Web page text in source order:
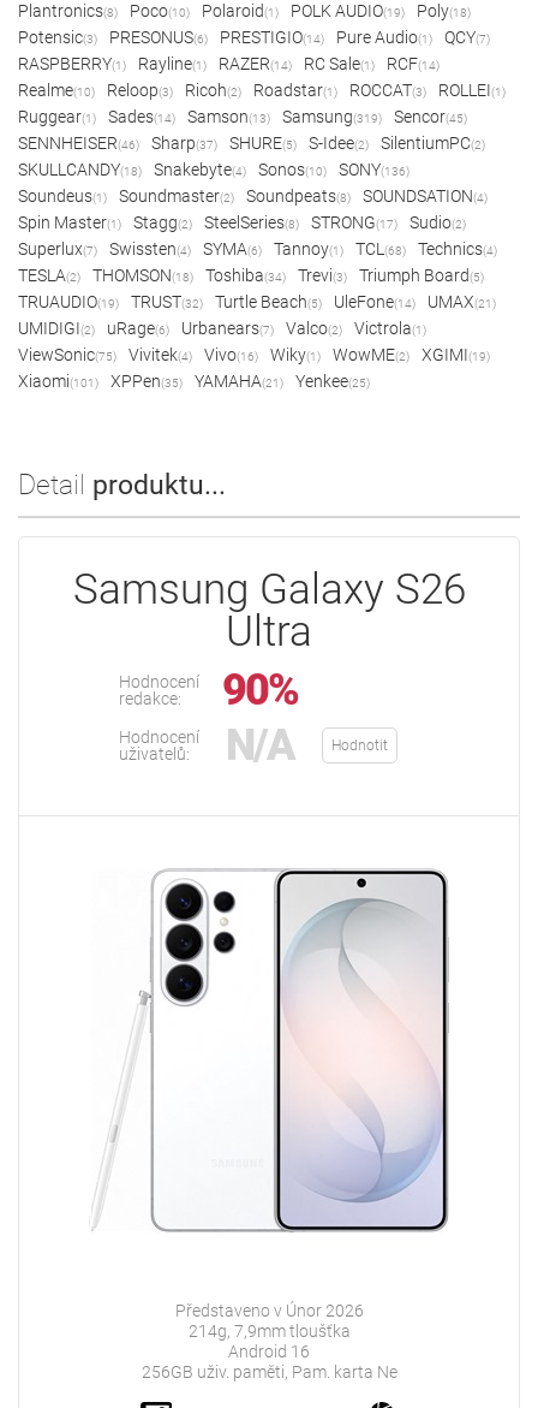
Plantronics(8) Poco(10) Polaroid(1) POLK AUDIO(19) Poly(18)
Potensic(3) PRESONUS(6) PRESTIGIO(14) Pure Audio(1) QCY(7)
RASPBERRY(1) Rayline(1) RAZER(14) RC Sale(1) RCF(14)
Realme(10) Reloop(3) Ricoh(2) Roadstar(1) ROCCAT(3) ROLLEI(1)
Ruggear(1) Sades(14) Samson(13) Samsung(319) Sencor(45)
SENNHEISER(46) Sharp(37) SHURE(5) S-Idee(2) SilentiumPC(2)
SKULLCANDY(18) Snakebyte(4) Sonos(10) SONY(136)
Soundeus(1) Soundmaster(2) Soundpeats(8) SOUNDSATION(4)
Spin Master(1) Stagg(2) SteelSeries(8) STRONG(17) Sudio(2)
Superlux(7) Swissten(4) SYMA(6) Tannoy(1) TCL (68) Technics(4)
TESLA(2) THOMSON(18) Toshiba(34) Trevi(3) Triumph Board(5)
TRUAUDIO(19) TRUST(32) Turtle Beach(5) UleFone(14) UMAX(21)
UMIDIGI(2) uRage(6) Urbanears(7) Valco(2) Victrola(1)
ViewSonic(75) Vivitek(4) Vivo(16) Wiky(1) WowME(2) XGIMI(19)
Xiaomi(101) XPPen(35) YAMAHA(21) Yenkee(25)
Detail produktu...
Samsung Galaxy S26
Ultra
Hodnocení
redakce:
90%
Hodnocení
uživatelů:
N/A Hodnotit
Představeno v Únor 2026
214g, 7,9mm tloušťka
Android 16
256GB uživ. paměti, Pam. karta Ne